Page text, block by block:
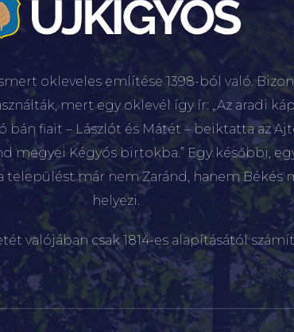
okleveles említése 1398-ból való.
mert egy oklevél így ír: „Az aradi
bán fiait – Lászlót és Mátét – beiktatta az
megyei Kégyós birtokba.” Egy későbbi,
települést már nem Zaránd, hanem Békés
helyezi.
valójában csak 1814-es alapításától